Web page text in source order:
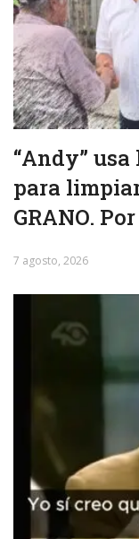
“Andy”
para
GRANO.
7 agosto, 2026